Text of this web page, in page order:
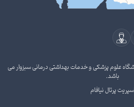
علوم پزشکی و خدمات بهداشتی درمانی سبزوار می
باشد.
پرتال نیافام